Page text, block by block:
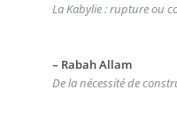
La Kabylie : rupture ou
– Rabah Allam
De la nécessité de